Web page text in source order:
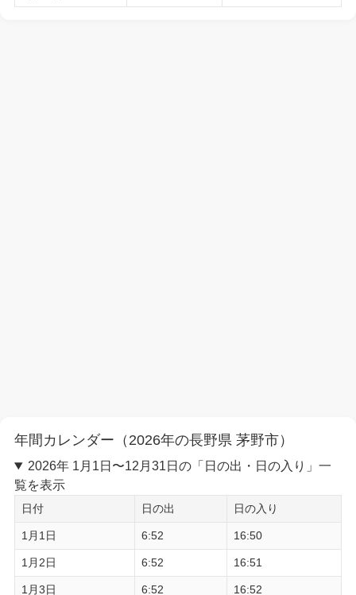
年間カレンダー（2026年の長野県 茅野市）
2026年 1月1日〜12月31日の「日の出・日の入り」一
覧を表示
日付 日の出 日の入り
1月1日 6:52 16:50
1月2日 6:52 16:51
1月3日 6:52 16:52